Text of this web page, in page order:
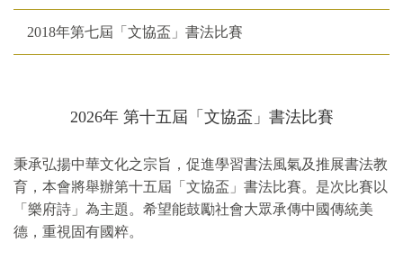
2018年第七屆「文協盃」書法比賽
2026年 第十五屆「文協盃」書法比賽
秉承弘揚中華文化之宗旨，促進學習書法風氣及推展書法教
育，本會將舉辦第十五屆「文協盃」書法比賽。是次比賽以
「樂府詩」為主題。希望能鼓勵社會大眾承傳中國傳統美
德，重視固有國粹。